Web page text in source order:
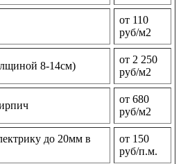
от 110
руб/м2
8-14см)
от 2 250
руб/м2
от 680
руб/м2
до 20мм в
от 150
руб/п.м.